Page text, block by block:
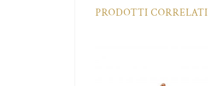
PRODOTTI CORRELATI